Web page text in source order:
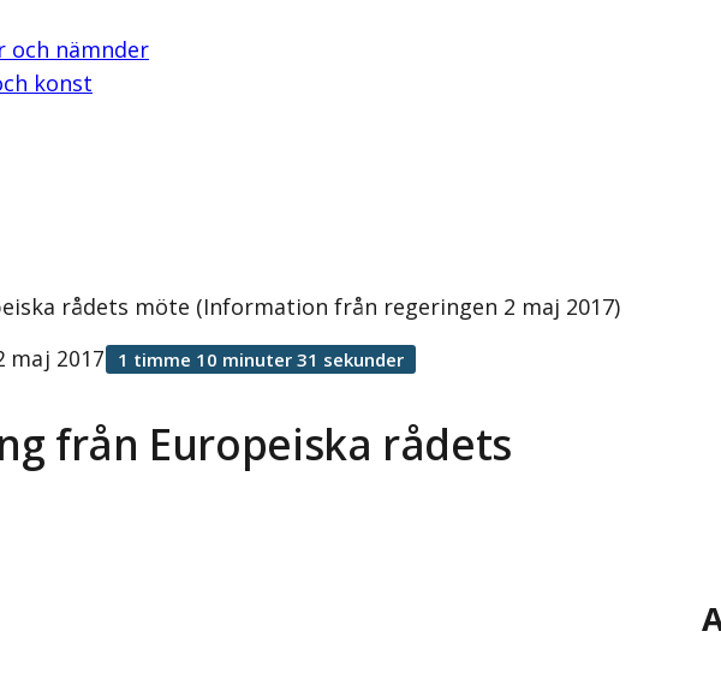
och nämnder
konst
rådets möte (Information från regeringen 2 maj 2017)
från Europeiska rådets
maj 2017 1 timme 10 minuter 31 sekunder